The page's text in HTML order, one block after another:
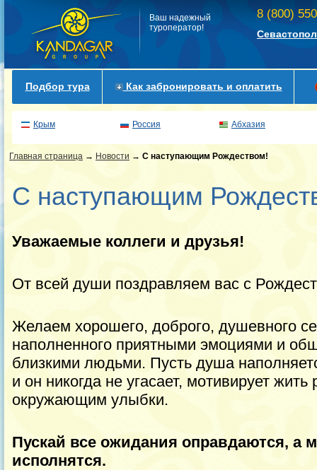
Ваш надежный
туроператор!
8 (800)
Подбор тура Как забронировать и оплатить
Крым Россия Абхазия
Главная страница → Новости → С наступающим Рождеством!
С наступающим
Уважаемые коллеги и друзья!
От всей души поздравляем вас с
Желаем хорошего, доброго, душевного
наполненного приятными эмоциями и
близкими людьми. Пусть душа
и он никогда не угасает, мотивирует
окружающим улыбки.
Пускай все ожидания оправдаются, а
исполнятся.